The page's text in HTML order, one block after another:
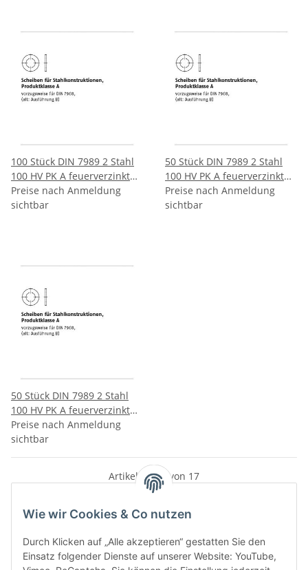
100 Stück DIN 7989 2 Stahl
100 HV PK A feuerverzinkt
Scheiben für
Stahlkonstruktionen
Preise nach Anmeldung
sichtbar
50 Stück DIN 7989 2 Stahl
100 HV PK A feuerverzinkt
Scheiben für
Stahlkonstruktionen
Preise nach Anmeldung
sichtbar
50 Stück DIN 7989 2 Stahl
100 HV PK A feuerverzinkt
Scheiben für
Stahlkonstruktionen
Preise nach Anmeldung
sichtbar
Artikel 1 - 17 von 17
Kategorien
Wie wir Cookies & Co nutzen
Durch Klicken auf „Alle akzeptieren“ gestatten Sie den
Einsatz folgender Dienste auf unserer Website: YouTube,